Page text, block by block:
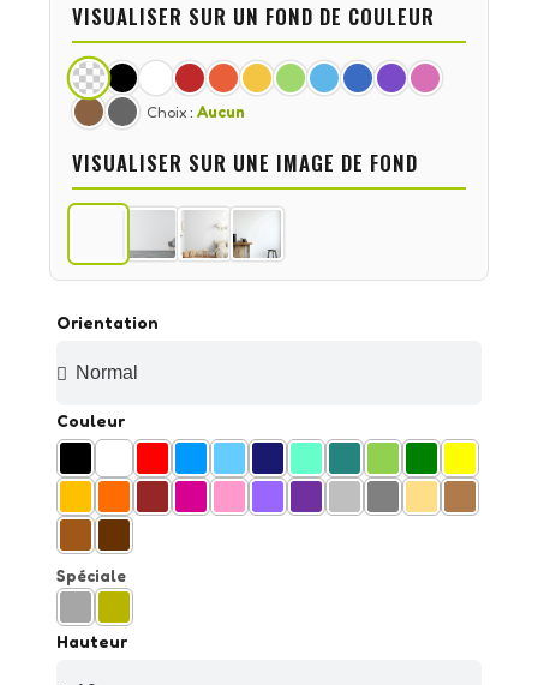
Orientation
Couleur
Spéciale
Hauteur
VISUALISER SUR UN FOND DE COULEUR
Choix : Aucun
VISUALISER SUR UNE IMAGE DE FOND